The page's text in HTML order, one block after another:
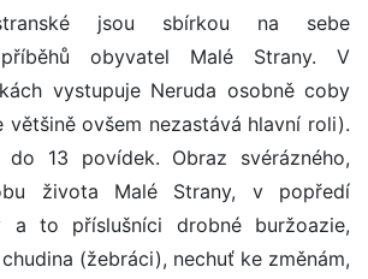
jsou sbírkou na sebe
příběhů obyvatel Malé Strany. V
vystupuje Neruda osobně coby
většině ovšem nezastává hlavní roli).
do 13 povídek. Obraz svérázného,
života Malé Strany, v popředí
a to příslušníci drobné buržoazie,
(žebráci), nechuť ke změnám,